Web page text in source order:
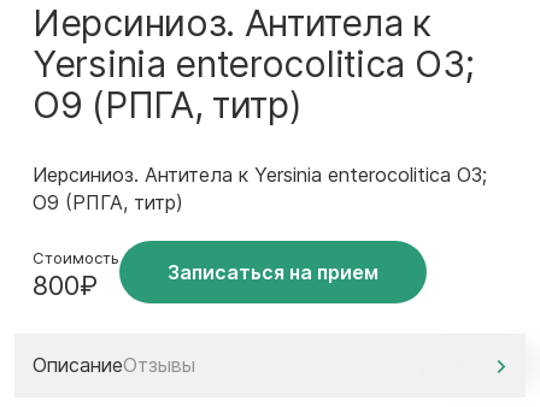
Иерсиниоз. Антитела к
Yersinia enterocolitica O3;
О9 (РПГА, титр)
Иерсиниоз. Антитела к Yersinia enterocolitica O3;
О9 (РПГА, титр)
Стоимость
800₽ Записаться на прием
ОписаниеОтзывы